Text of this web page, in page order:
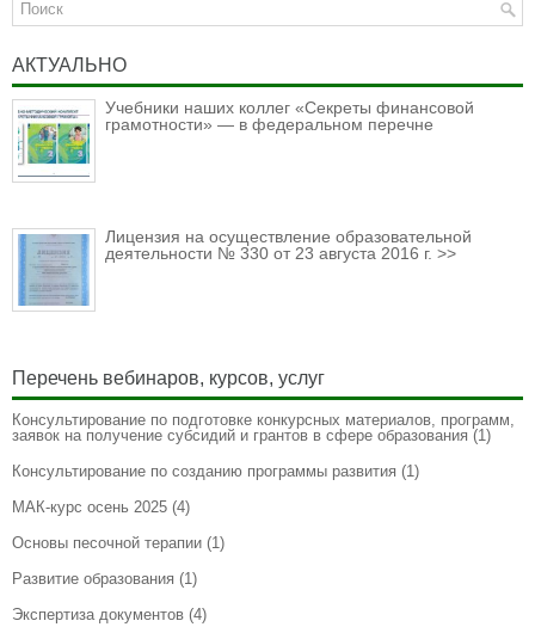
АКТУАЛЬНО
Учебники наших коллег «Секреты финансовой
грамотности» — в федеральном перечне
Лицензия на осуществление образовательной
деятельности № 330 от 23 августа 2016 г. >>
Перечень вебинаров, курсов, услуг
Консультирование по подготовке конкурсных материалов, программ,
заявок на получение субсидий и грантов в сфере образования (1)
Консультирование по созданию программы развития (1)
МАК-курс осень 2025 (4)
Основы песочной терапии (1)
Развитие образования (1)
Экспертиза документов (4)